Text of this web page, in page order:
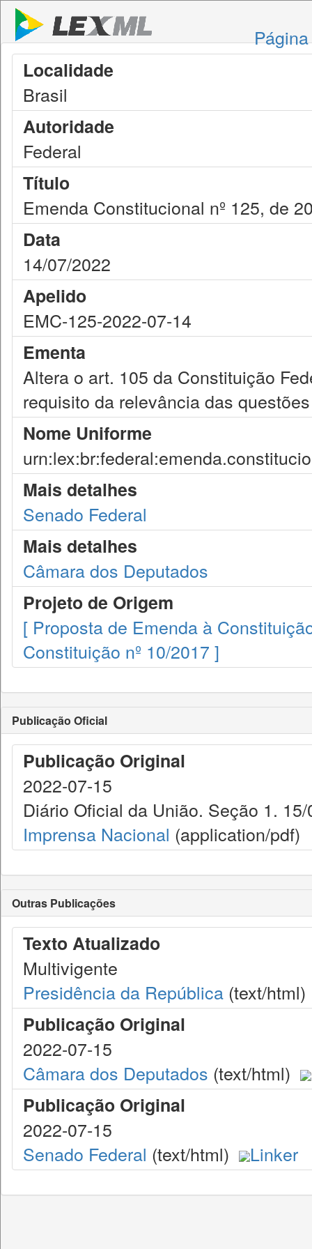
Localidade
Brasil
Autoridade
Federal
Título
Emenda Constitucional nº 125, de
Data
14/07/2022
Apelido
EMC-125-2022-07-14
Ementa
Altera o art. 105 da Constituição
requisito da relevância das
Nome Uniforme
Mais detalhes
Senado Federal
Mais detalhes
Câmara dos Deputados
Projeto de Origem
[ Proposta de Emenda à
Constituição nº 10/2017 ]
Publicação Oficial
Publicação Original
2022-07-15
Diário Oficial da União. Seção 1.
Imprensa Nacional (application/pdf)
Outras Publicações
Texto Atualizado
Multivigente
Presidência da República (text/html)
Publicação Original
2022-07-15
Câmara dos Deputados (text/html)
Publicação Original
2022-07-15
Senado Federal (text/html) Linker